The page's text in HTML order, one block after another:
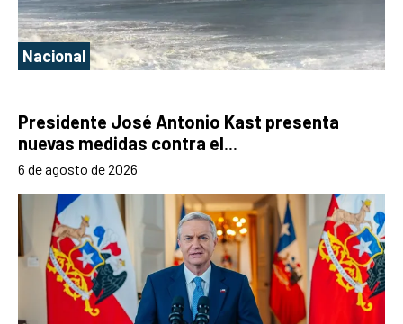
Nacional
Presidente José Antonio Kast presenta
nuevas medidas contra el...
6 de agosto de 2026